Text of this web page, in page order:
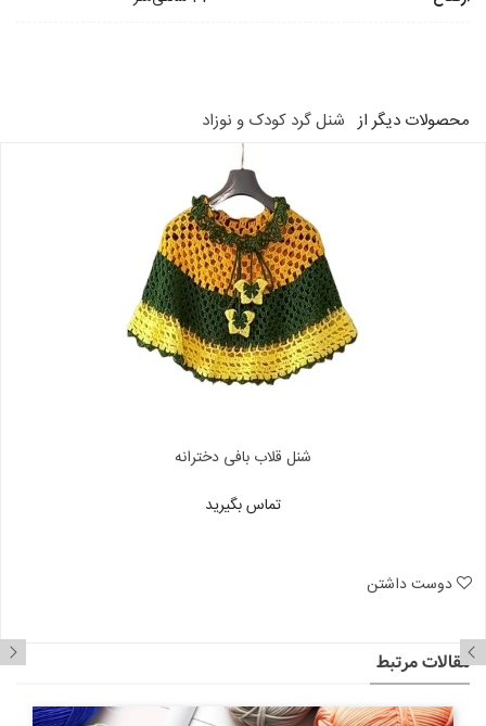
محصولات دیگر از شنل گرد کودک و نوزاد
شنل قلاب بافی دخترانه
تماس بگیرید
دوست داشتن
مقالات مرتبط